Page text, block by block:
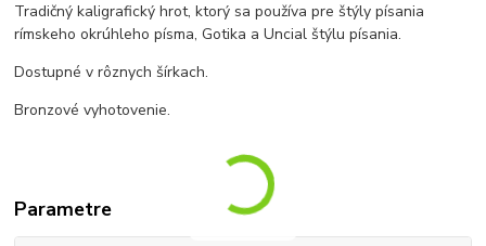
Tradičný kaligrafický hrot, ktorý sa používa pre štýly písania
rímskeho okrúhleho písma, Gotika a Uncial štýlu písania.
Dostupné v rôznych šírkach.
Bronzové vyhotovenie.
Parametre